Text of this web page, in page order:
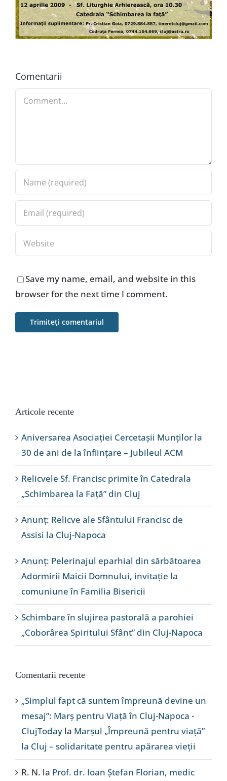
Comentarii
Comment
Save my name, email, and website in this
browser for the next time I comment.
Articole recente
Aniversarea Asociației Cercetașii Munților la
30 de ani de la înființare – Jubileul ACM
Relicvele Sf. Francisc primite în Catedrala
„Schimbarea la Față” din Cluj
Anunț: Relicve ale Sfântului Francisc de
Assisi la Cluj-Napoca
Anunț: Pelerinajul eparhial din sărbătoarea
Adormirii Maicii Domnului, invitație la
comuniune în Familia Bisericii
Schimbare în slujirea pastorală a parohiei
„Coborârea Spiritului Sfânt” din Cluj-Napoca
Comentarii recente
„Simplul fapt că suntem împreună devine un
mesaj”: Marș pentru Viață în Cluj-Napoca -
ClujToday la Marșul „Împreună pentru viață”
la Cluj – solidaritate pentru apărarea vieții
R. N. la Prof. dr. Ioan Ștefan Florian, medic